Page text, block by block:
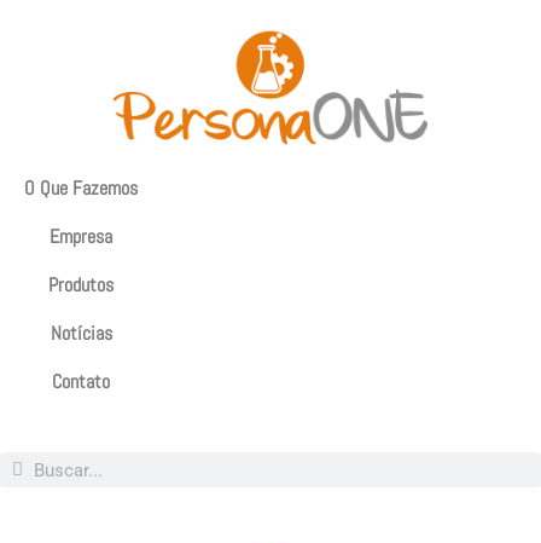
O Que Fazemos
Empresa
Produtos
Notícias
Contato